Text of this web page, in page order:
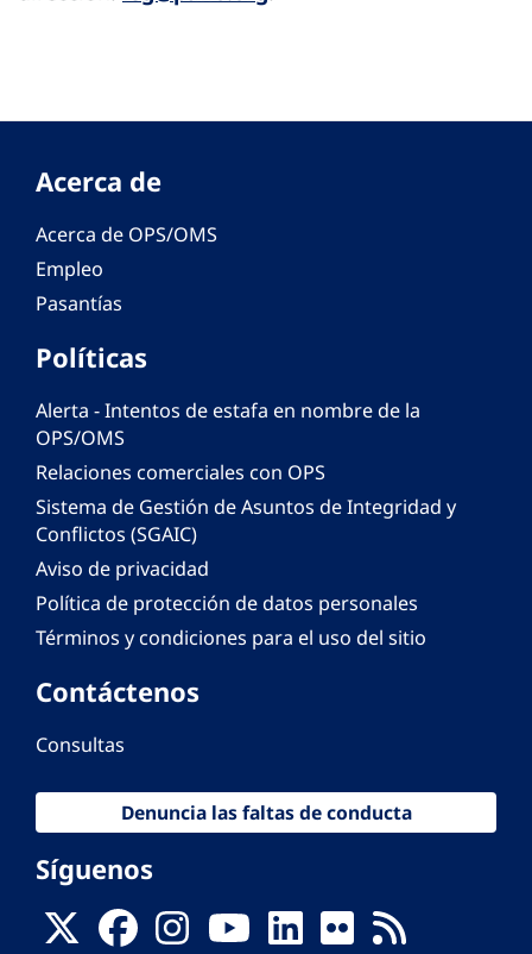
Acerca de
Acerca de OPS/OMS
Empleo
Pasantías
Políticas
Alerta - Intentos de estafa en nombre de la
OPS/OMS
Relaciones comerciales con OPS
Sistema de Gestión de Asuntos de Integridad y
Conflictos (SGAIC)
Aviso de privacidad
Política de protección de datos personales
Términos y condiciones para el uso del sitio
Contáctenos
Consultas
Denuncia las faltas de conducta
Síguenos